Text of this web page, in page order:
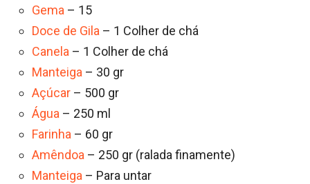
Gema – 15
Doce de Gila – 1 Colher de chá
Canela – 1 Colher de chá
Manteiga – 30 gr
Açúcar – 500 gr
Água – 250 ml
Farinha – 60 gr
Amêndoa – 250 gr (ralada finamente)
Manteiga – Para untar